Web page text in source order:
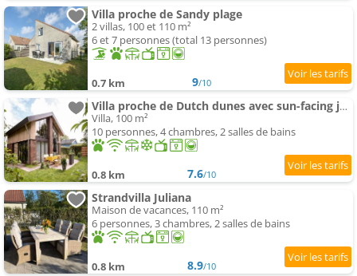
Villa proche de Sandy plage
2 villas, 100 et 110 m²
6 et 7 personnes (total 13 personnes)
0.7 km 9/10
Villa proche de Dutch dunes avec sun-facing jardin
Villa, 100 m²
10 personnes, 4 chambres, 2 salles de bains
0.8 km 7.6/10
Strandvilla Juliana
Maison de vacances, 110 m²
6 personnes, 3 chambres, 2 salles de bains
0.8 km 8.9/10